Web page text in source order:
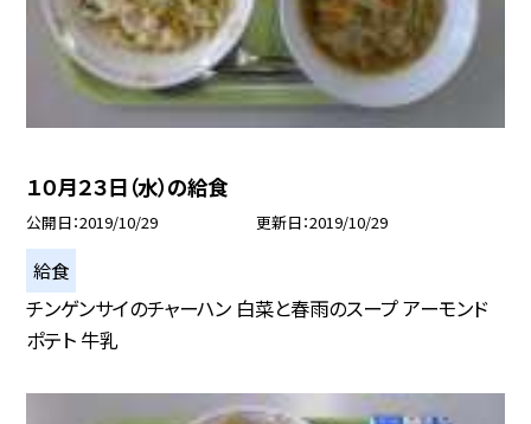
１０月２３日（水）の給食
公開日 2019/10/29 更新日 2019/10/29
給食
チンゲンサイのチャーハン 白菜と春雨のスープ アーモンド
ポテト 牛乳